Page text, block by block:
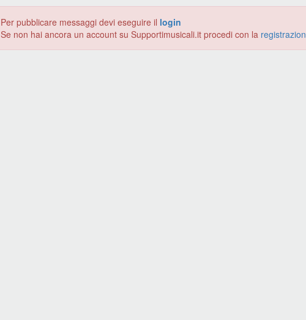
Per pubblicare messaggi devi eseguire il login
Se non hai ancora un account su Supportimusicali.it procedi con la